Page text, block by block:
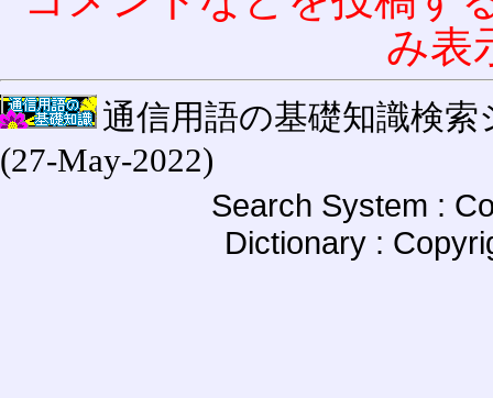
み表
通信用語の基礎知識検索
(27-May-2022)
Search System :
Dictionary :